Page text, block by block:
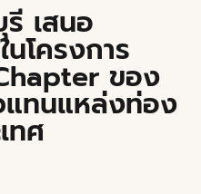
เสนอ
โครงการ
ของ
แทนแหล่งท่อง
ทศ